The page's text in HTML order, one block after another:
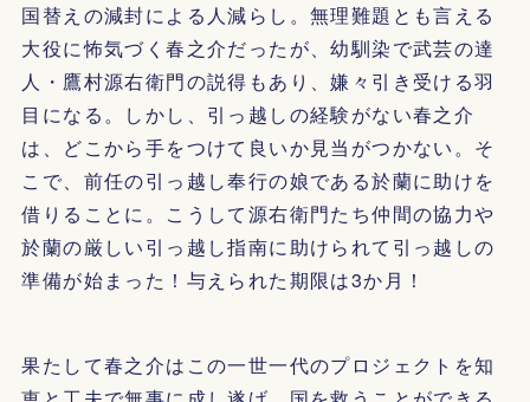
国替えの減封による人減らし。無理難題とも言える
大役に怖気づく春之介だったが、幼馴染で武芸の達
人・鷹村源右衛門の説得もあり、嫌々引き受ける羽
目になる。しかし、引っ越しの経験がない春之介
は、どこから手をつけて良いか見当がつかない。そ
こで、前任の引っ越し奉行の娘である於蘭に助けを
借りることに。こうして源右衛門たち仲間の協力や
於蘭の厳しい引っ越し指南に助けられて引っ越しの
準備が始まった！与えられた期限は3か月！
果たして春之介はこの一世一代のプロジェクトを知